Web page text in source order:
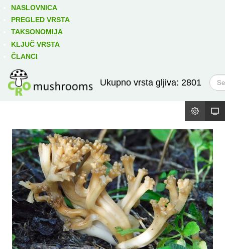
NASLOVNICA
PREGLED VRSTA
TAKSONOMIJA
KLJUČ VRSTA
ČLANCI
Ukupno vrsta gljiva: 2801
T
r
ž
Izravno podređene niže takse: